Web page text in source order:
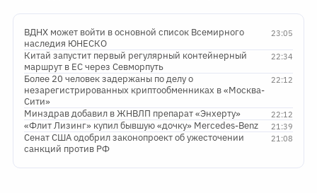
23:05
ВДНХ может войти в основной список Всемирного
наследия ЮНЕСКО
22:34
Китай запустит первый регулярный контейнерный
маршрут в ЕС через Севморпуть
22:12
Более 20 человек задержаны по делу о
незарегистрированных криптообменниках в «Москва-
Сити»
22:12
Минздрав добавил в ЖНВЛП препарат «Энхерту»
21:39
«Флит Лизинг» купил бывшую «дочку» Mercedes-Benz
21:08
Сенат США одобрил законопроект об ужесточении
санкций против РФ